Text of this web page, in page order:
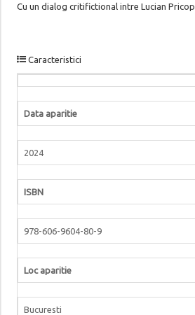
Cu un dialog critifictional intre Lucian
Caracteristici
Data aparitie
2024
ISBN
978-606-9604-80-9
Loc aparitie
Bucuresti